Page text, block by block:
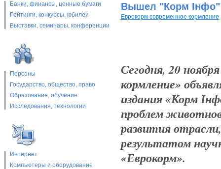
Банки, финансы, ценные бумаги
Рейтинги, конкурсы, юбилеи
Выставки, cеминары, конференции
Персоны
Государство, общество, право
Образование, обучение
Исследования, технологии
Интернет
Компьютеры и оборудование
Вышел "Корм
Еврокорм современное кормление
Сегодня, 20
кормление»
издания «Корм
проблем
развития
результатом
«Еврокорм».